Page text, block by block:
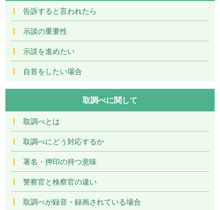
告訴すると言われたら
示談の重要性
示談を進めたい
自首をしたい場合
取調べに関して
取調べとは
取調べにどう対応するか
署名・押印の持つ意味
警察官と検察官の違い
取調べが録音・録画されている場合